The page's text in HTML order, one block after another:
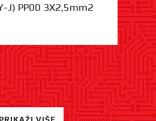
J) PP00 3X2,5mm2